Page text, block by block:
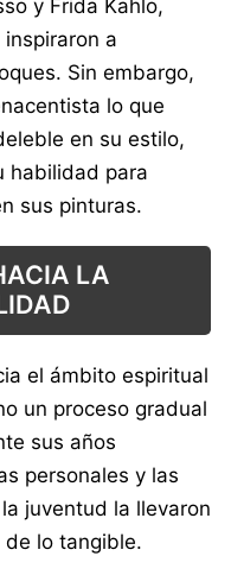
y Frida Kahlo,
a
Sin embargo,
lo que
en su estilo,
habilidad para
sus pinturas.
LA
el ámbito espiritual
un proceso gradual
sus años
personales y las
juventud la llevaron
de lo tangible.